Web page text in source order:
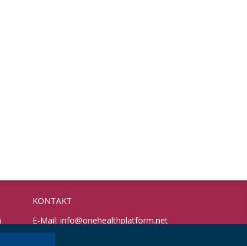
KONTAKT
E-Mail: info@onehealthplatform.net
Website: in Kürze